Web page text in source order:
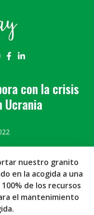
con la crisis
Ucrania
nuestro granito
en la acogida a una
de los recursos
el mantenimiento